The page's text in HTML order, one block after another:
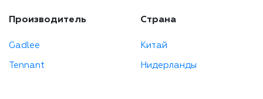
Производитель
Gadlee
Tennant
Страна
Китай
Нидерланды